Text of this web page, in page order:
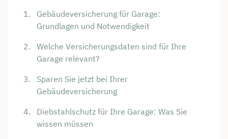
Gebäudeversicherung für Garage:
Grundlagen und Notwendigkeit
Welche Versicherungsdaten sind für Ihre
Garage relevant?
Sparen Sie jetzt bei Ihrer
Gebäudeversicherung
Diebstahlschutz für Ihre Garage: Was Sie
wissen müssen